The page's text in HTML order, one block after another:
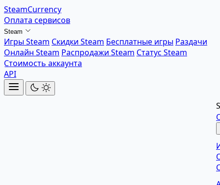
SteamCurrency
Оплата сервисов
Steam
Игры Steam Скидки Steam Бесплатные игры Раздачи
Онлайн Steam Распродажи Steam Статус Steam
Стоимость аккаунта
API